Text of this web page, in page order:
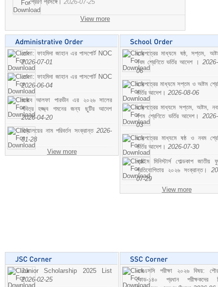
প্রেরণ প্রসঙ্গে। 2026-07-25
View more
মোসা: ফাহমিদা জাহান এর পাসপোর্ট NOC
2026-07-01
মোসা: ফাহমিদা জাহান এর পাসপোর্ট NOC
2026-06-04
জনাব আলফা পারভীন এর ২০২৬ সালের
পবিত্র হজ্জ্ব গমনের জন্য ছুটির আদেশ
2026-04-20
বিদ্যালয়ের নাম পরিবর্তন সংক্রান্ত 2026-
01-28
View more
ছাড়পত্রের মাধ্যমে ষষ্ঠ, সপ্তম,
নবম শ্রেণিতে ভর্তির আদেশ ।
06
ছাড়পত্রের মাধ্যমে সপ্তম ও অষ্টম
ভর্তির আদেশ। 2026-08-06
ছাড়পত্রের মাধ্যমে সপ্তম, অষ্টম,
দশম শ্রেণিতে ভর্তির আদেশ।
03
ছাড়পত্রের মাধ্যমে ষষ্ঠ ও নবম
ভর্তির আদেশ। 2026-07-30
প্রাইম মিনিস্টার্স গোল্ডকাপ জাতীয়
প্রতিযোগিতায় ২০২৬ সংক্রান্ত।
07-29
View more
Junior Scholarship 2025 List
2026-02-25
এসএসসি পরীক্ষা ২০২৬ বিষয়:
কোড-১৪০ প্রধান পরীক্ষকদের